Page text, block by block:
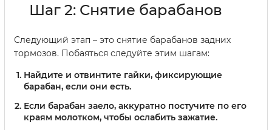
Шаг 2: Снятие барабанов
Следующий этап – это снятие барабанов задних
тормозов. Побаяться следуйте этим шагам:
Найдите и отвинтите гайки, фиксирующие
барабан, если они есть.
Если барабан заело, аккуратно постучите по его
краям молотком, чтобы ослабить зажатие.